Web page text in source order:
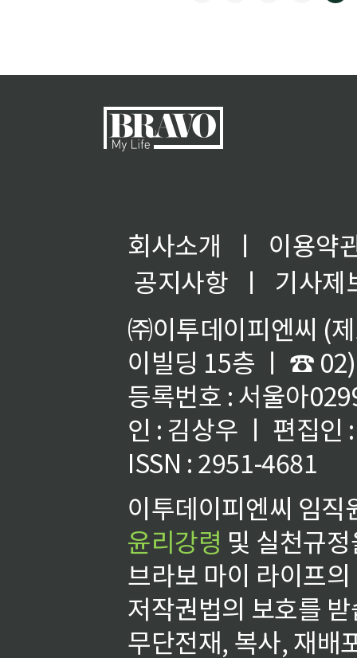
회사소개 ㅣ
이용약
공지사항
ㅣ
기사제
㈜이투데이피엔씨 (
이빌딩 15층 ㅣ ☎
등록번호 : 서울아
인 : 김상우 ㅣ 편집인
ISSN : 2951-4681
이투데이피엔씨 임
윤리강령 및 실천규
브라보 마이 라이프
저작권법의 보호를
무단전재, 복사, 재배